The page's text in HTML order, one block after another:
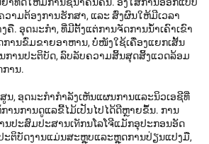
າມຕ້ອງການຮັກສາ, ແລະ ສົ່ງຜົນໃຫ້ມີເວລາ
ຄື. ອຸດมະກຳ, ທີ່ມີຕັ້ງແຕ່ການຈັດການນ້ຳເຄົາເຂົາ
ການຂົ່ມຂາຍອາຫານ, ບໍ່ໜັງໃຊ້ເຄື່ອງແຍກເສັ້ນ
ການປະຕິບັດ, ລົບລັບຄວາມສິ້ນສຸດສິ້ງແວດລ້ອມ
ານ.
ນ, ອุດมະກຳກຳລັງເຫັນແຜນການແລະນິວເອຊີທີ່
ນການດູແລຂີ້ໄມ້ເປັນໄປໄດ້ດີຫຼາຍຂຶ້ນ. ການ
ປະສົມປະສານເทັກນໂລໂຈີແມັກອຸປະກອນອັດ
ຕິບັດງານແມ່ນສະຫຼຸບແລະຫຼຸດການປ່ຽນແປງມື,